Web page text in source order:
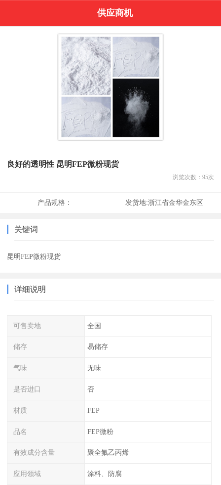
供应商机
良好的透明性 昆明FEP微粉现货
浏览次数： 95次
产品规格： 发货地:浙江省金华金东区
关键词
昆明FEP微粉现货
详细说明
可售卖地 全国
储存 易储存
气味 无味
是否进口 否
材质 FEP
品名 FEP微粉
有效成分含量 聚全氟乙丙烯
应用领域 涂料、防腐